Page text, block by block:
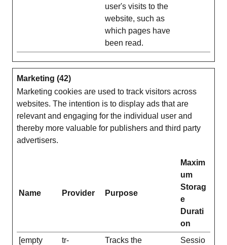
user's visits to the
website, such as
which pages have
been read.
Marketing (42)
Marketing cookies are used to track visitors across
websites. The intention is to display ads that are
relevant and engaging for the individual user and
thereby more valuable for publishers and third party
advertisers.
Name Provider Purpose
Maxim
um
Storag
e
Durati
on
[empty
tr-
Tracks the
Sessio